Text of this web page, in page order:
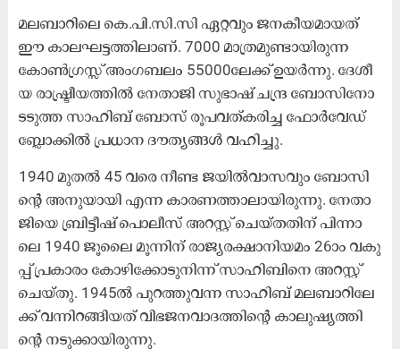
മ​ല​ബാ​റി​ലെ കെ.​പി.​സി.​സി ഏ​റ്റ​വും ജ​ന​കീ​യ​മാ​യ​ത്
ഈ ​കാ​ല​ഘ​ട്ട​ത്തി​ലാ​ണ്. 7000 മാ​ത്ര​മു​ണ്ടാ​യി​രു​ന്ന
കോ​ൺ​ഗ്ര​സ്സ് അം​ഗ​ബ​ലം 55000ലേ​ക്ക് ഉ​യ​ർ​ന്നു. ദേ​ശീ​
യ രാ​ഷ്ട്രീ​യ​ത്തി​ൽ നേ​താ​ജി സു​ഭാ​ഷ് ച​ന്ദ്ര ബോ​സി​നോ​
ട​ടു​ത്ത സാ​ഹി​ബ് ബോ​സ് രൂ​പ​വ​ത്ക​രി​ച്ച ഫോ​ർ​വേ​ഡ്
ബ്ലോ​ക്കി​ൽ പ്ര​ധാ​ന ദൗ​ത്യ​ങ്ങ​ൾ വ​ഹി​ച്ചു.
1940 മു​ത​ൽ 45 വ​രെ നീ​ണ്ട ജ​യി​ൽ​വാ​സ​വും ബോ​സി​
ന്റെ അ​നു​യാ​യി എ​ന്ന കാ​ര​ണ​ത്താ​ലാ​യി​രു​ന്നു. നേ​താ​
ജി​യെ ബ്രി​ട്ടീ​ഷ് പൊ​ലീ​സ് അ​റ​സ്റ്റ് ചെ​യ്ത​തി​ന് പി​ന്നാ​
ലെ 1940 ജൂ​ലൈ മൂ​ന്നി​ന് രാ​ജ്യ​ര​ക്ഷാ​നി​യ​മം 26ാം വ​കു​
പ്പ് പ്ര​കാ​രം കോ​ഴി​ക്കോ​ടു​നി​ന്ന് സാ​ഹി​ബി​നെ അ​റ​സ്റ്റ്
ചെ​യ്തു. 1945ൽ ​പു​റ​ത്തു​വ​ന്ന സാ​ഹി​ബ് മ​ല​ബാ​റി​ലേ​
ക്ക് വ​ന്നി​റ​ങ്ങി​യ​ത് വി​ഭ​ജ​ന​വാ​ദ​ത്തി​ന്റെ കാ​ലു​ഷ്യ​ത്തി​
ന്റെ ന​ടു​ക്കാ​യി​രു​ന്നു.